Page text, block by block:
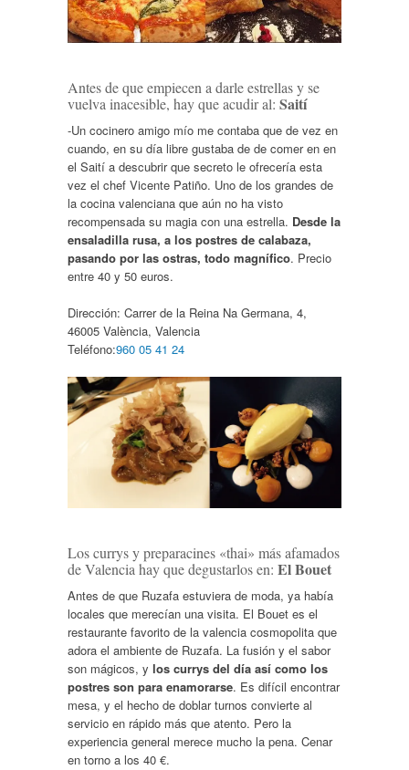
Antes de que empiecen a darle estrellas y se
vuelva inacesible, hay que acudir al: Saití
-Un cocinero amigo mío me contaba que de vez en
cuando, en su día libre gustaba de de comer en en
el Saití a descubrir que secreto le ofrecería esta
vez el chef Vicente Patiño. Uno de los grandes de
la cocina valenciana que aún no ha visto
recompensada su magia con una estrella. Desde la
ensaladilla rusa, a los postres de calabaza,
pasando por las ostras, todo magnífico. Precio
entre 40 y 50 euros.
Dirección: Carrer de la Reina Na Germana, 4,
46005 València, Valencia
Teléfono:960 05 41 24
Los currys y preparacines «thai» más afamados
de Valencia hay que degustarlos en: El Bouet
Antes de que Ruzafa estuviera de moda, ya había
locales que merecían una visita. El Bouet es el
restaurante favorito de la valencia cosmopolita que
adora el ambiente de Ruzafa. La fusión y el sabor
son mágicos, y los currys del día así como los
postres son para enamorarse. Es difícil encontrar
mesa, y el hecho de doblar turnos convierte al
servicio en rápido más que atento. Pero la
experiencia general merece mucho la pena. Cenar
en torno a los 40 €.